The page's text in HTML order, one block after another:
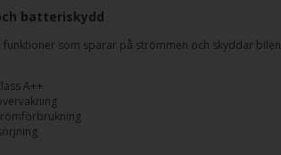
batteriskydd
som sparar på strömmen och skyddar
A++